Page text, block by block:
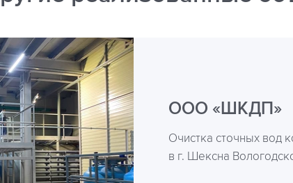
ООО «ШКДП»
Очистка сточных вод
в г. Шексна